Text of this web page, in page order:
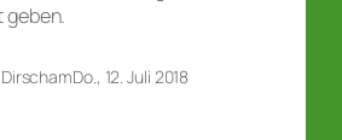
amDo., 12. Juli 2018